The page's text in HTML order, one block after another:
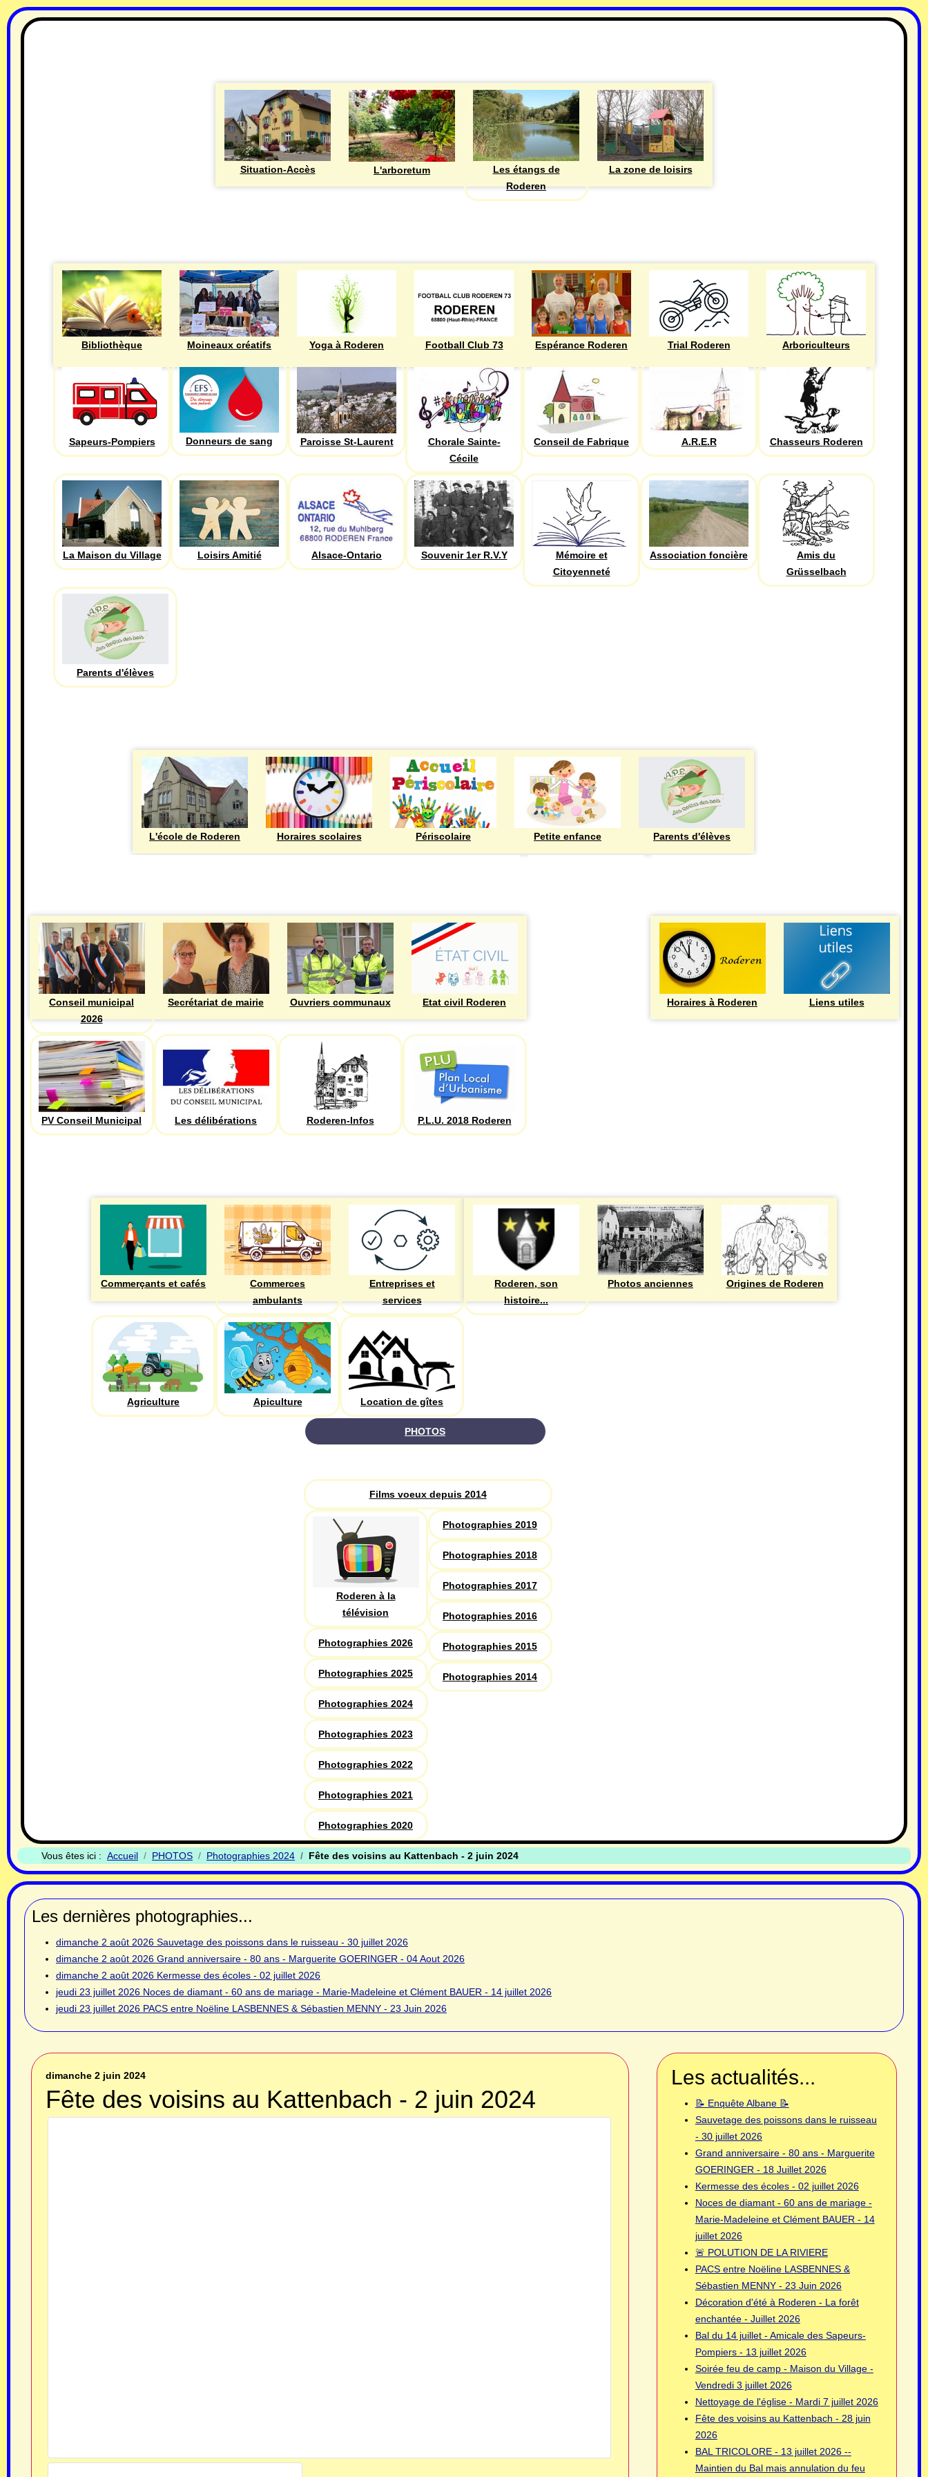
Situation-Accès L'arboretum
Les étangs de
Roderen
La zone de loisirs
Bibliothèque Moineaux créatifs Yoga à Roderen Football Club 73 Espérance Roderen Trial Roderen Arboriculteurs
Sapeurs-Pompiers Donneurs de sang Paroisse St-Laurent
Chorale Sainte-
Cécile
Conseil de Fabrique A.R.E.R Chasseurs Roderen
La Maison du Village Loisirs Amitié Alsace-Ontario Souvenir 1er R.V.Y
Mémoire et
Citoyenneté
Association foncière
Amis du
Grüsselbach
Parents d'élèves
L'école de Roderen Horaires scolaires Périscolaire Petite enfance Parents d'élèves
Conseil municipal
2026
Secrétariat de mairie Ouvriers communaux Etat civil Roderen
PV Conseil Municipal Les délibérations Roderen-Infos P.L.U. 2018 Roderen
Horaires à Roderen Liens utiles
Commerçants et cafés
Commerces
ambulants
Entreprises et
services
Agriculture Apiculture Location de gîtes
Roderen, son
histoire...
Photos anciennes Origines de Roderen
PHOTOS
Films voeux depuis 2014
Roderen à la
télévision
Photographies 2026
Photographies 2025
Photographies 2024
Photographies 2023
Photographies 2022
Photographies 2021
Photographies 2020
Photographies 2019
Photographies 2018
Photographies 2017
Photographies 2016
Photographies 2015
Photographies 2014
Vous êtes ici : Accueil PHOTOS Photographies 2024 Fête des voisins au Kattenbach - 2 juin 2024
Les dernières photographies...
dimanche 2 août 2026 Sauvetage des poissons dans le ruisseau - 30 juillet 2026
dimanche 2 août 2026 Grand anniversaire - 80 ans - Marguerite GOERINGER - 04 Aout 2026
dimanche 2 août 2026 Kermesse des écoles - 02 juillet 2026
jeudi 23 juillet 2026 Noces de diamant - 60 ans de mariage - Marie-Madeleine et Clément BAUER - 14 juillet 2026
jeudi 23 juillet 2026 PACS entre Noëline LASBENNES & Sébastien MENNY - 23 Juin 2026
dimanche 2 juin 2024
Fête des voisins au Kattenbach - 2 juin 2024
Les actualités...
📝 Enquête Albane 📝
Sauvetage des poissons dans le ruisseau
- 30 juillet 2026
Grand anniversaire - 80 ans - Marguerite
GOERINGER - 18 Juillet 2026
Kermesse des écoles - 02 juillet 2026
Noces de diamant - 60 ans de mariage -
Marie-Madeleine et Clément BAUER - 14
juillet 2026
🚨 POLUTION DE LA RIVIERE
PACS entre Noëline LASBENNES &
Sébastien MENNY - 23 Juin 2026
Décoration d'été à Roderen - La forêt
enchantée - Juillet 2026
Bal du 14 juillet - Amicale des Sapeurs-
Pompiers - 13 juillet 2026
Soirée feu de camp - Maison du Village -
Vendredi 3 juillet 2026
Nettoyage de l'église - Mardi 7 juillet 2026
Fête des voisins au Kattenbach - 28 juin
2026
BAL TRICOLORE - 13 juillet 2026 --
Maintien du Bal mais annulation du feu